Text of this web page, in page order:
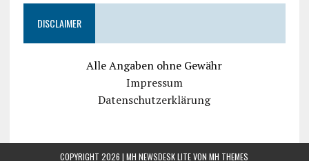
DISCLAIMER
Alle Angaben ohne Gewähr
Impressum
Datenschutzerklärung
COPYRIGHT 2026 | MH NEWSDESK LITE VONMH THEMES